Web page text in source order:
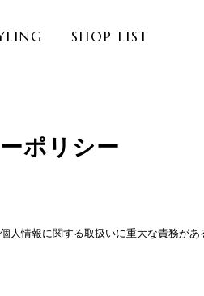
SHOP LIST
ポリシー
情報に関する取扱いに重大な責務が